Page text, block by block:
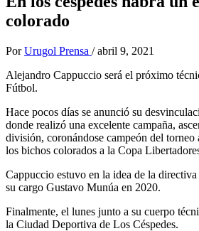
colorado
Por Urugol Prensa / abril 9, 2021
Alejandro Cappuccio será el próximo
Fútbol.
Hace pocos días se anunció su
donde realizó una excelente campaña,
división, coronándose campeón del torneo
los bichos colorados a la Copa
Cappuccio estuvo en la idea de la
su cargo Gustavo Munúa en 2020.
Finalmente, el lunes junto a su cuerpo
la Ciudad Deportiva de Los Céspedes.